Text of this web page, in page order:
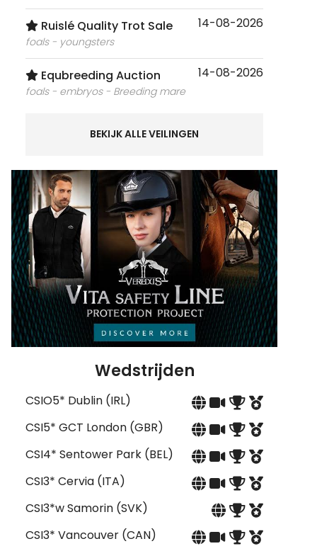
Ruislé Quality Trot Sale
foals - youngsters
14-08-2026
Equbreeding Auction
foals - embryos - Breeding mare
14-08-2026
BEKIJK ALLE VEILINGEN
Wedstrijden
CSIO5* Dublin (IRL)
CSI5* GCT London (GBR)
CSI4* Sentower Park (BEL)
CSI3* Cervia (ITA)
CSI3*w Samorin (SVK)
CSI3* Vancouver (CAN)